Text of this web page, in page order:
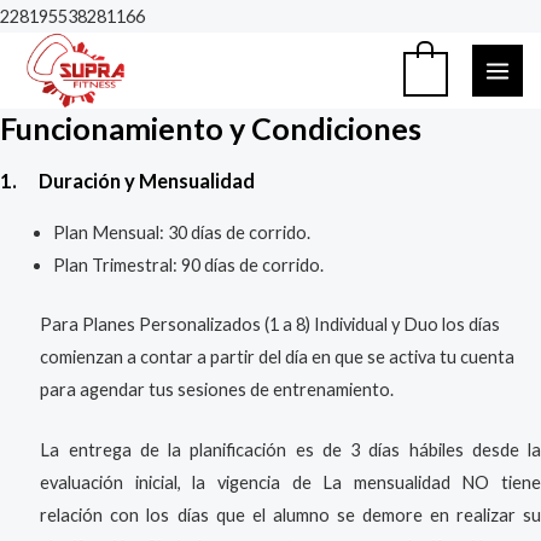
228195538281166Ir
Funcionamiento y Condiciones
1. Duración y Mensualidad
Plan Mensual: 30 días de corrido.
Plan Trimestral: 90 días de corrido.
Para Planes Personalizados (1 a 8) Individual y Duo los días
comienzan a contar a partir del día en que se activa tu cuenta
para agendar tus sesiones de entrenamiento.
La entrega de la planificación es de 3 días hábiles desde la
evaluación inicial, la vigencia de La mensualidad NO tiene
relación con los días que el alumno se demore en realizar su